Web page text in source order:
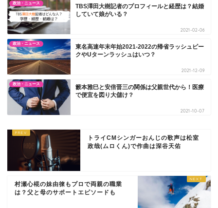
政治・ニュース
TBS澤田大樹記者のプロフィールと経歴は？結婚
していて娘がいる？
2021-02-06
政治・ニュース
東名高速年末年始2021-2022の帰省ラッシュピー
クやUターンラッシュはいつ？
2021-12-09
政治・ニュース
籔本雅巳と安倍晋三の関係は父親世代から！医療
で便宜を図り大儲け？
2021-10-07
トライCMシンガーおんじの歌声は松室
政哉(ムロくん)で作曲は深谷天佑
村瀬心椛の妹由徠もプロで両親の職業
は？父と母のサポートエピソードも